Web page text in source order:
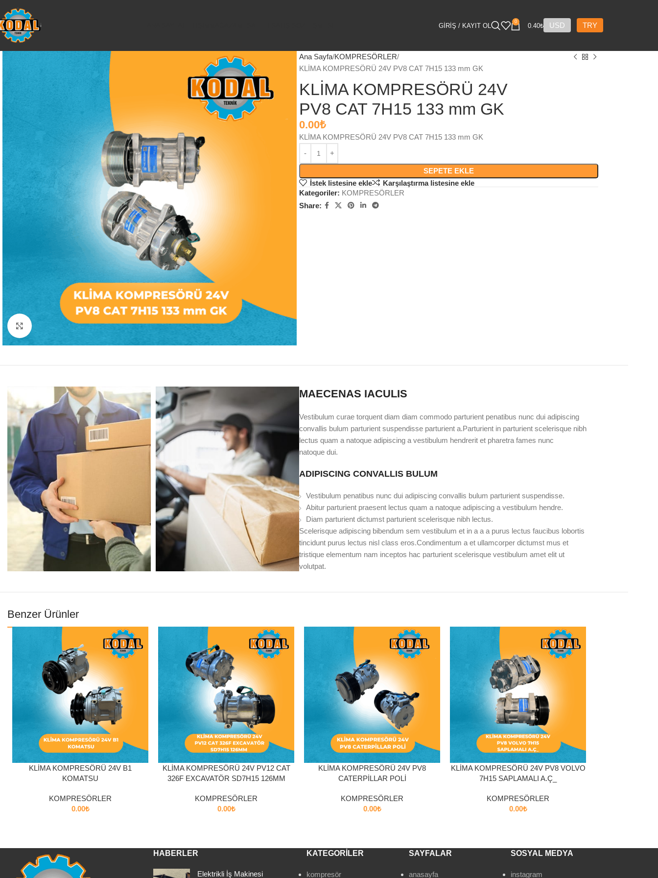
GIRIŞ / KAYIT OL
0
0.40₺ USD TRY
Büyütmek için tıklayın
Ana Sayfa KOMPRESÖRLER
KLİMA KOMPRESÖRÜ 24V PV8 CAT 7H15 133 mm GK
KLİMA KOMPRESÖRÜ 24V
PV8 CAT 7H15 133 mm GK
0.00₺
KLİMA KOMPRESÖRÜ 24V PV8 CAT 7H15 133 mm GK
SEPETE EKLE
İstek listesine ekle
Karşılaştırma listesine ekle
Kategoriler: KOMPRESÖRLER
Share:
MAECENAS IACULIS
Vestibulum curae torquent diam diam commodo parturient penatibus nunc dui adipiscing
convallis bulum parturient suspendisse parturient a.Parturient in parturient scelerisque nibh
lectus quam a natoque adipiscing a vestibulum hendrerit et pharetra fames nunc
natoque dui.
ADIPISCING CONVALLIS BULUM
Vestibulum penatibus nunc dui adipiscing convallis bulum parturient suspendisse.
Abitur parturient praesent lectus quam a natoque adipiscing a vestibulum hendre.
Diam parturient dictumst parturient scelerisque nibh lectus.
Scelerisque adipiscing bibendum sem vestibulum et in a a a purus lectus faucibus lobortis
tincidunt purus lectus nisl class eros.Condimentum a et ullamcorper dictumst mus et
tristique elementum nam inceptos hac parturient scelerisque vestibulum amet elit ut
volutpat.
Benzer Ürünler
SEPETE EKLE
KLİMA KOMPRESÖRÜ 24V B1
KOMATSU
KOMPRESÖRLER
0.00₺
SEPETE EKLE
KLİMA KOMPRESÖRÜ 24V PV12 CAT
326F EXCAVATÖR SD7H15 126MM
KOMPRESÖRLER
0.00₺
SEPETE EKLE
KLİMA KOMPRESÖRÜ 24V PV8
CATERPİLLAR POLİ
KOMPRESÖRLER
0.00₺
SEPETE EKLE
KLİMA KOMPRESÖRÜ 24V PV8 VOLVO
7H15 SAPLAMALI A.Ç_
KOMPRESÖRLER
0.00₺
HABERLER
Elektrikli İş Makinesi
KATEGORİLER
kompresör
SAYFALAR
anasayfa
SOSYAL MEDYA
instagram